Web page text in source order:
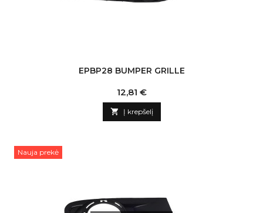
EPBP28 BUMPER GRILLE
Kaina
12,81 €
 Į krepšelį
Nauja prekė